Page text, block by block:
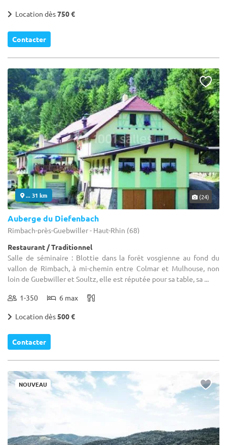
Location dès750 €
Contacter
... 31 km (24)
Auberge du Diefenbach
Rimbach-près-Guebwiller - Haut-Rhin (68)
Restaurant / Traditionnel
Salle de séminaire : Blottie dans la forêt vosgienne au fond du
vallon de Rimbach, à mi-chemin entre Colmar et Mulhouse, non
loin de Guebwiller et Soultz, elle est réputée pour sa table, sa ...
1-350 6 max
Location dès500 €
Contacter
NOUVEAU